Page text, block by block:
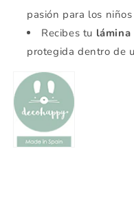
pasión para los
Recibes tu
protegida dentro de